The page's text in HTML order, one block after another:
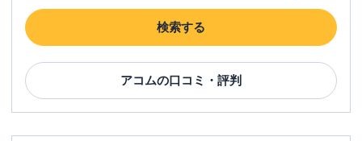
検索する
アコムの口コミ・評判